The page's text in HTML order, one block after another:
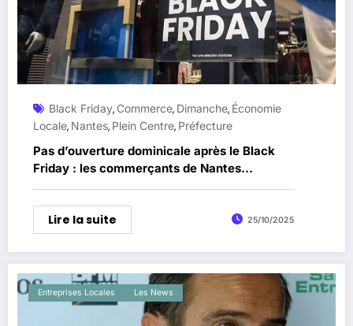
Black Friday, Commerce, Dimanche, Économie
Locale, Nantes, Plein Centre, Préfecture
Pas d’ouverture dominicale après le Black
Friday : les commerçants de Nantes
mécontents !
Lire la suite 25/10/2025
Entreprises Locales Les News